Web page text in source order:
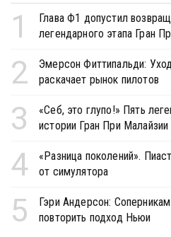
1
Глава Ф1 допустил
легендарного этапа Гран
2
Эмерсон Фиттипальди:
раскачает рынок пилотов
3
«Себ, это глупо!» Пять
истории Гран При Малайзии
4
«Разница поколений».
от симулятора
5
Гэри Андерсон:
повторить подход Ньюи